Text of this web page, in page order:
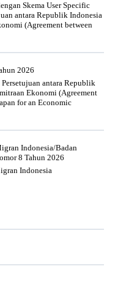
Skema User Specific
antara Republik Indonesia
(Agreement between
2026
antara Republik
Ekonomi (Agreement
for an Economic
Indonesia/Badan
8 Tahun 2026
Indonesia